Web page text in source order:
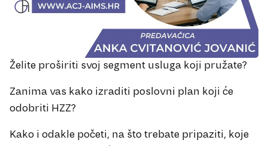
Želite proširiti svoj segment usluga koji pružate?
Zanima vas kako izraditi poslovni plan koji će
odobriti HZZ?
Kako i odakle početi, na što trebate pripaziti, koje